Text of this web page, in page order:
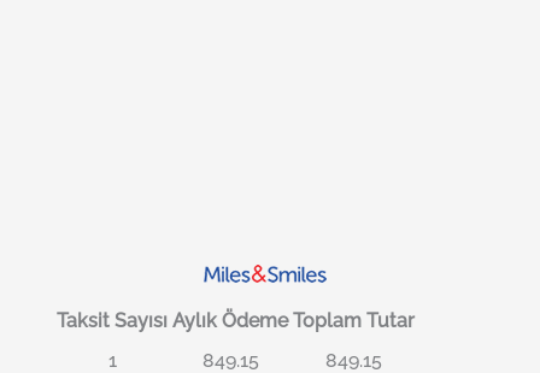
Taksit Sayısı Aylık Ödeme Toplam Tutar
1
849.15
849.15